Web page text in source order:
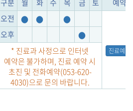
구분 월 화 수 목 금 토 예약
오전 ● ● ●
진료예약
오후
●
* 진료과 사정으로 인터넷
예약은 불가하며, 진료 예약 시
초진 및 전화예약(053-620-
4030)으로 문의 바랍니다.